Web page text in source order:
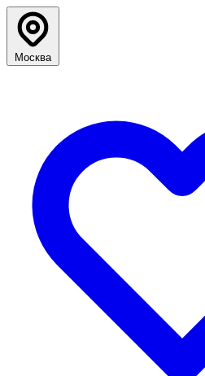
Москва